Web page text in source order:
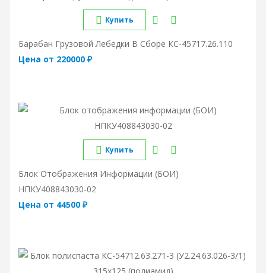
Купить
Барабан Грузовой Лебедки В Сборе КС-45717.26.110
Цена от 220000 ₽
Купить
Блок Отображения Информации (БОИ)
НПКУ408843030-02
Цена от 44500 ₽